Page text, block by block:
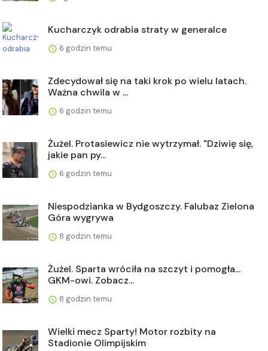
Kucharczyk odrabia straty w generalce
6 godzin temu
Zdecydował się na taki krok po wielu latach.
Ważna chwila w ...
6 godzin temu
Żużel. Protasiewicz nie wytrzymał. "Dziwię się,
jakie pan py...
6 godzin temu
Niespodzianka w Bydgoszczy. Falubaz Zielona
Góra wygrywa
8 godzin temu
Żużel. Sparta wróciła na szczyt i pomogła...
GKM-owi. Zobacz...
8 godzin temu
Wielki mecz Sparty! Motor rozbity na
Stadionie Olimpijskim